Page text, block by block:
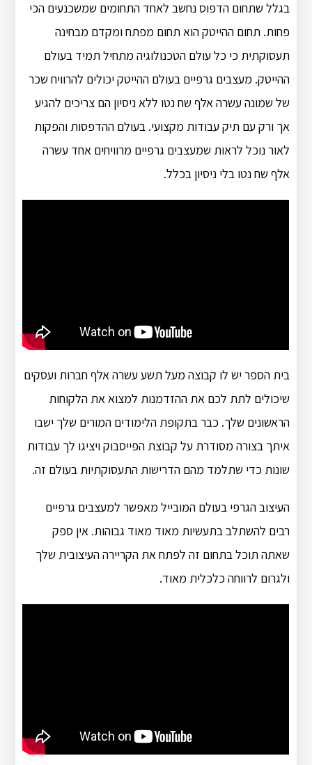
בגלל שתחום הדפוס נחשב לאחד התחומים שמשכנעים הכי
פחות. תחום ההייטק הוא תחום מפתח ומקדם מבחינה
תעסוקתית כי כל עולם הטכנולוגיה מתחיל תמיד בעולם
ההייטק. מעצבים גרפיים בעולם ההייטק יכולים להרוויח שכר
של שמונה עשרה אלף שח נטו ללא ניסיון הם צריכים להגיע
אך ורק עם תיק עבודות מקצועי. בעולם ההדפסות והפקות
לאור נוכל לראות שמעצבים גרפיים מרוויחים אחד עשרה
אלף שח נטו בלי ניסיון בכלל.
בית הספר יש לו קבוצה מעל תשע עשרה אלף חברות ועסקים
שיכולים לתת לכם את ההזדמנות למצוא את הלקוחות
הראשונים שלך. כבר בתקופת הלימודים המורים שלך ישבו
איתך בצורה מסודרת על קבוצת הפייסבוק ויציגו לך עבודות
שונות כדי שתלמד מהם הדרישות התעסוקתיות בעולם זה.
העיצוב הגרפי בעולם המובייל מאפשר למעצבים גרפיים
רבים להשתלב בתעשיות מאוד מאוד גבוהות. אין ספק
שאתה תוכל בתחום זה לפתח את הקריירה העיצובית שלך
ולגרום לרווחה כלכלית מאוד.